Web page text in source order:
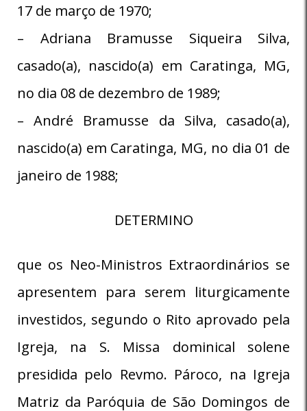
17 de março de 1970;
– Adriana Bramusse Siqueira Silva,
casado(a), nascido(a) em Caratinga, MG,
no dia 08 de dezembro de 1989;
– André Bramusse da Silva, casado(a),
nascido(a) em Caratinga, MG, no dia 01 de
janeiro de 1988;
DETERMINO
que os Neo-Ministros Extraordinários se
apresentem para serem liturgicamente
investidos, segundo o Rito aprovado pela
Igreja, na S. Missa dominical solene
presidida pelo Revmo. Pároco, na Igreja
Matriz da Paróquia de São Domingos de